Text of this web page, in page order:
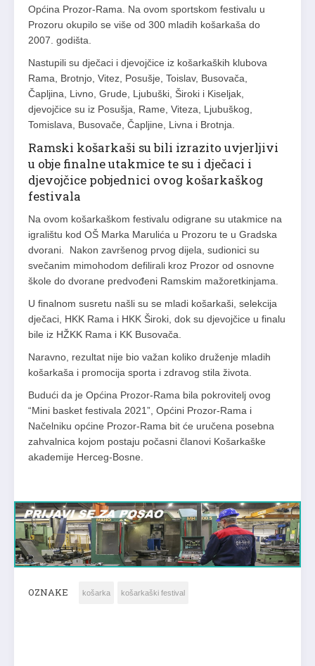
Općina Prozor-Rama. Na ovom sportskom festivalu u
Prozoru okupilo se više od 300 mladih košarkaša do
2007. godišta.
Nastupili su dječaci i djevojčice iz košarkaških klubova
Rama, Brotnjo, Vitez, Posušje, Toislav, Busovača,
Čapljina, Livno, Grude, Ljubuški, Široki i Kiseljak,
djevojčice su iz Posušja, Rame, Viteza, Ljubuškog,
Tomislava, Busovače, Čapljine, Livna i Brotnja.
Ramski košarkaši su bili izrazito uvjerljivi
u obje finalne utakmice te su i dječaci i
djevojčice pobjednici ovog košarkaškog
festivala
Na ovom košarkaškom festivalu odigrane su utakmice na
igralištu kod OŠ Marka Marulića u Prozoru te u Gradska
dvorani. Nakon završenog prvog dijela, sudionici su
svečanim mimohodom defilirali kroz Prozor od osnovne
škole do dvorane predvođeni Ramskim mažoretkinjama.
U finalnom susretu našli su se mladi košarkaši, selekcija
dječaci, HKK Rama i HKK Široki, dok su djevojčice u finalu
bile iz HŽKK Rama i KK Busovača.
Naravno, rezultat nije bio važan koliko druženje mladih
košarkaša i promocija sporta i zdravog stila života.
Budući da je Općina Prozor-Rama bila pokrovitelj ovog
“Mini basket festivala 2021”, Općini Prozor-Rama i
Načelniku općine Prozor-Rama bit će uručena posebna
zahvalnica kojom postaju počasni članovi Košarkaške
akademije Herceg-Bosne.
OZNAKE košarka košarkaški festival